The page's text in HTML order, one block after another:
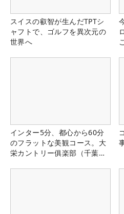
スイスの叡智が生んだTPTシ
ャフトで、ゴルフを異次元の
世界へ
インター5分、都心から60分
のフラットな美観コース。大
栄カントリー俱楽部（千葉